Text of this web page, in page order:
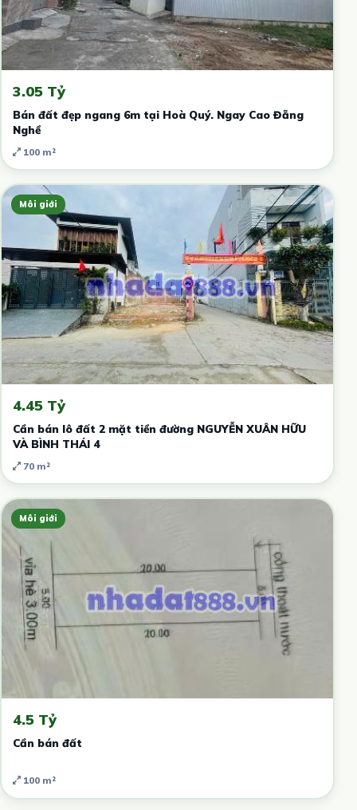
3.05 Tỷ
Bán đất đẹp ngang 6m tại Hoà Quý. Ngay Cao Đẵng
Nghề
100 m²
Môi giới
4.45 Tỷ
Cần bán lô đất 2 mặt tiền đường NGUYỄN XUÂN HỮU
VÀ BÌNH THÁI 4
70 m²
Môi giới
4.5 Tỷ
Cần bán đất
100 m²